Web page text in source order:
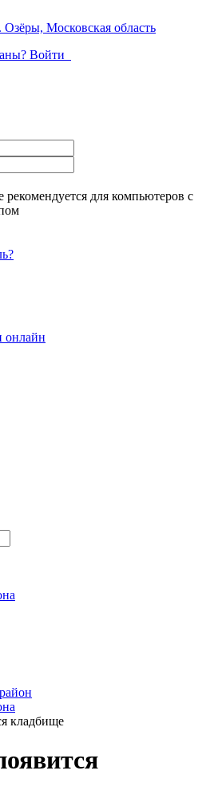
Московская область
Войти
рекомендуется для компьютеров с
онлайн
кладбище